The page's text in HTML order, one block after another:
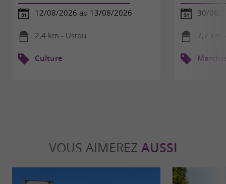
12/08/2026 au 13/08/2026
2,4 km - Ustou
Culture
30/06/
7,7 km
VOUS AIMEREZ AUSSI